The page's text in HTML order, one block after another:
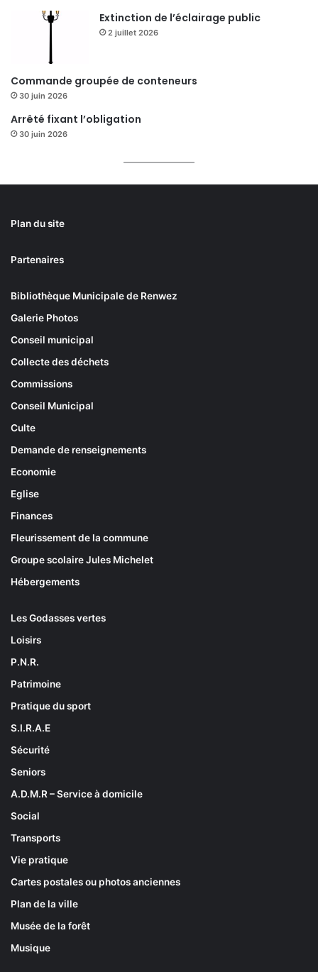
Extinction de l’éclairage public
2 juillet 2026
Commande groupée de conteneurs
30 juin 2026
Arrêté fixant l’obligation
30 juin 2026
Plan du site
Partenaires
Bibliothèque Municipale de Renwez
Galerie Photos
Conseil municipal
Collecte des déchets
Commissions
Conseil Municipal
Culte
Demande de renseignements
Economie
Eglise
Finances
Fleurissement de la commune
Groupe scolaire Jules Michelet
Hébergements
Les Godasses vertes
Loisirs
P.N.R.
Patrimoine
Pratique du sport
S.I.R.A.E
Sécurité
Seniors
A.D.M.R – Service à domicile
Social
Transports
Vie pratique
Cartes postales ou photos anciennes
Plan de la ville
Musée de la forêt
Musique